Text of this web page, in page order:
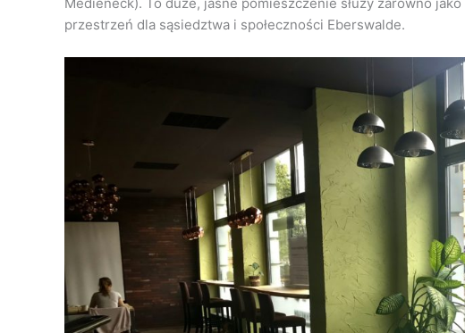
przestrzeń dla sąsiedztwa i społeczności Eberswalde.